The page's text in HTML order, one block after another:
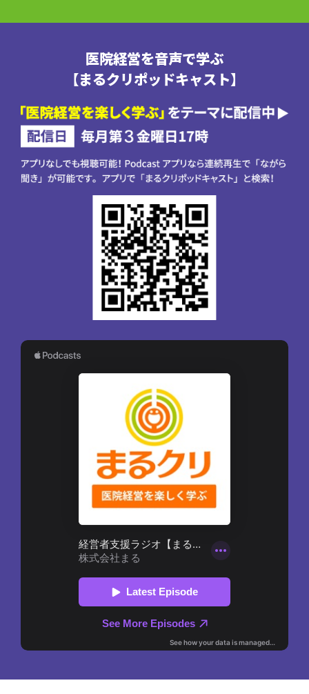
医院経営を音声で学ぶ
【まるクリポッドキャスト】